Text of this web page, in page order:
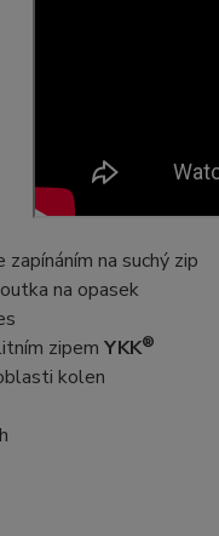
na suchý zip
na opasek
zipem YKK®
kolen